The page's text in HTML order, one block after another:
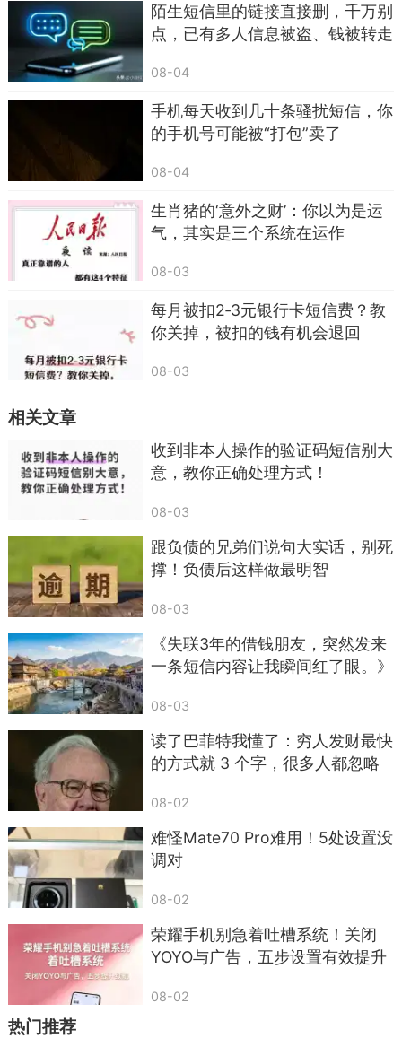
信息，掏空你的账户。这类短信，直接删除。
第五类，标注 “退订回 T、回 N” 的陌生短信，
这是绝大多数人都踩过的隐形大坑。很多人收到营
销短信，看到 “退订回 T”，就想着回复一下清净
点，这完全是大错特错。
批量群发的，你回复了 T，根本不会退订，反而会
告诉对方这个号码是活跃用户，接下来你收到的垃
圾短信、诈骗短信只会成倍增加，甚至你的号码会
被转卖给更多黑产。正规平台的退订，全都是在官
这类短信，直接删除，一个字都别回。
第六类，冒充熟人、领导的陌生短信，这是骗
子的精准诈骗手段。他们会提前摸清你的信息，知
道你的领导、家人是谁，然后发来短信：“我是你领
导，换号了，存一下这个号码”“我是你家人，出事
了急需用钱，打款到这个卡号”。
很多人一看是领导、家人，就放下了防备，要
么后续被以 “周转”“垫资” 的名义骗钱，要么直接就
转了账。提醒大家，凡是收到这类短信，千万别直
接信，一定要通过原来的联系方式核实身份，短信
直接删除，别私下联系，更别盲目转账。
陌生短信里的链接直接删，千万别
点，已有多人信息被盗、钱被转走
08-04
手机每天收到几十条骚扰短信，你
的手机号可能被“打包”卖了
08-04
生肖猪的‘意外之财’：你以为是运
气，其实是三个系统在运作
08-03
每月被扣2‑3元银行卡短信费？教
你关掉，被扣的钱有机会退回
08-03
相关文章
收到非本人操作的验证码短信别大
意，教你正确处理方式！
08-03
跟负债的兄弟们说句大实话，别死
撑！负债后这样做最明智
08-03
《失联3年的借钱朋友，突然发来
一条短信内容让我瞬间红了眼。》
08-03
读了巴菲特我懂了：穷人发财最快
的方式就 3 个字，很多人都忽略
08-02
难怪Mate70 Pro难用！5处设置没
调对
08-02
荣耀手机别急着吐槽系统！关闭
YOYO与广告，五步设置有效提升
08-02
热门推荐